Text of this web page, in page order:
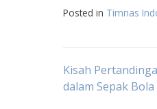
Posted in Timnas
Post
Kisah
dalam Sepak Bola